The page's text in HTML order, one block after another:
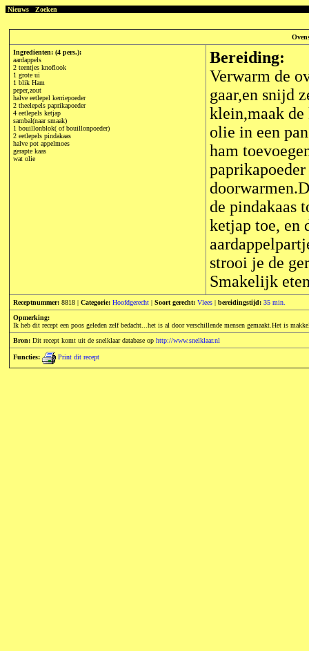
Nieuws Zoeken
Ingredienten: (4 pers.):
aardappels
2 teentjes knoflook
1 grote ui
1 blik Ham
peper,zout
halve eetlepel kerriepoeder
2 theelepels paprikapoeder
4 eetlepels ketjap
sambal(naar smaak)
1 bouillonblok( of bouillonpoeder)
2 eetlepels pindakaas
halve pot appelmoes
gerapte kaas
wat olie
Bereiding:
Verwarm de
gaar,en snijd
klein,maak
olie in een
ham
de pindakaas
ketjap toe, en
strooi je de
Smakelijk
Receptnummer: 8818 | Categorie: Hoofdgerecht | Soort gerecht: Vlees | bereidingstijd: 35 min.
Opmerking:
Ik heb dit recept een poos geleden zelf bedacht...het is al door verschillende mensen gemaakt.Het is
Bron: Dit recept komt uit de snelklaar database op http://www.snelklaar.nl
Functies: Print dit recept